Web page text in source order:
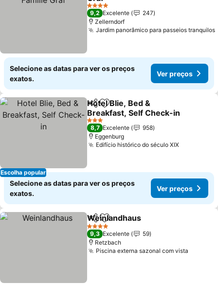
4 Estrelas
9,2 Excelente
247
Zellerndorf
Jardim panorâmico para passeios tranquilos
Selecione as datas para ver os preços
exatos.
Ver preços
Escolha popular
PartilharAdicionar aos favoritos
Hotel Blie, Bed &
Breakfast, Self Check-in
3 Estrelas
8,7 Excelente
958
Eggenburg
Edifício histórico do século XIX
Selecione as datas para ver os preços
exatos.
Ver preços
PartilharAdicionar aos favoritos
Weinlandhaus
4 Estrelas
9,3 Excelente
59
Retzbach
Piscina externa sazonal com vista